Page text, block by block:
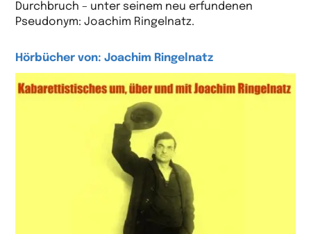
Durchbruch – unter seinem neu erfundenen
Pseudonym: Joachim Ringelnatz.
Hörbücher von: Joachim Ringelnatz